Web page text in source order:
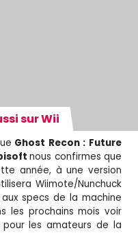
sur Wii
Ghost Recon : Future
nous confirmes que
année, à une version
Wiimote/Nunchuck
specs de la machine
les prochains mois voir
pour les amateurs de la